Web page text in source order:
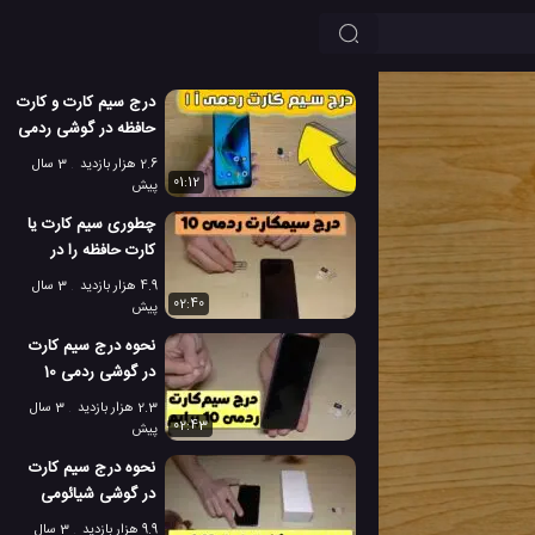
درج سیم کارت و کارت
حافظه در گوشی ردمی
آ 1 شیائومی
2.6 هزار بازدید
3 سال
پیش
01:12
چطوری سیم کارت یا
کارت حافظه را در
گوشی ردمی 10 قرار
دهیم؟
4.9 هزار بازدید
3 سال
پیش
02:40
نحوه درج سیم کارت
در گوشی ردمی 10
پرایم
2.3 هزار بازدید
3 سال
پیش
02:43
نحوه درج سیم کارت
در گوشی شیائومی
ردمی نوت 11 اس
9.9 هزار بازدید
3 سال